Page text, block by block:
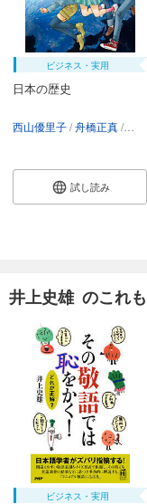
ビジネス・実用
日本の歴史
西山優里子 舟橋正真 講
試し読み
井上史雄 のこれ
ビジネス・実用